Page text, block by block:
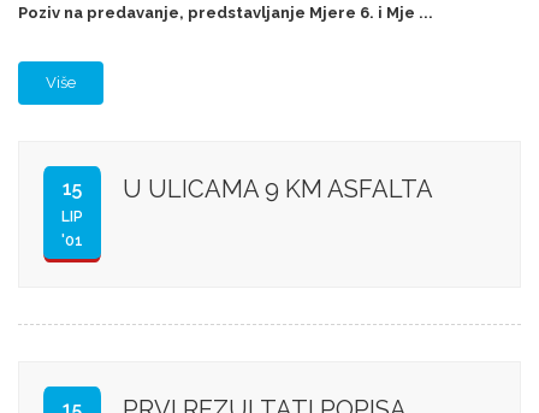
Poziv na predavanje, predstavljanje Mjere 6. i Mje ...
Više
15
LIP
'01
U ULICAMA 9 KM ASFALTA